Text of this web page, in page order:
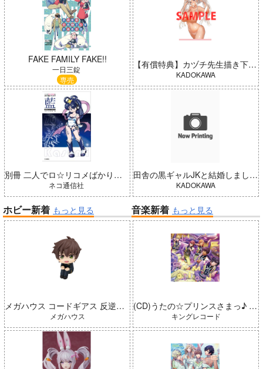
「少女☆歌劇 レヴュースタァ
ライト」スペシャルライブ “St
arry Horizon” Blu-ray(初回限
定版)
Summer Challenger/水瀬いの
り
FAKE FAMILY FAKE!!
一日三錠
専売
別冊 二人でロ☆リコメばかり描いていた 藍（五藤加純イラストCollection）
ネコ通信社
【有償特典】カヅチ先生描き下ろしB2タペストリー（田舎の黒ギャルJKと結婚しました 4）
KADOKAWA
田舎の黒ギャルJKと結婚しました 4
KADOKAWA
ホビー新着 もっと見る
メガハウス コードギアス 反逆のルルーシュ るかっぷ 枢木スザク 完成品
メガハウス
音楽新着 もっと見る
(CD)うたの☆プリンスさまっ♪ LIVE EMOTION 2nd Anniversary CD レン・翔・セシル・嶺二・綺羅
キングレコード